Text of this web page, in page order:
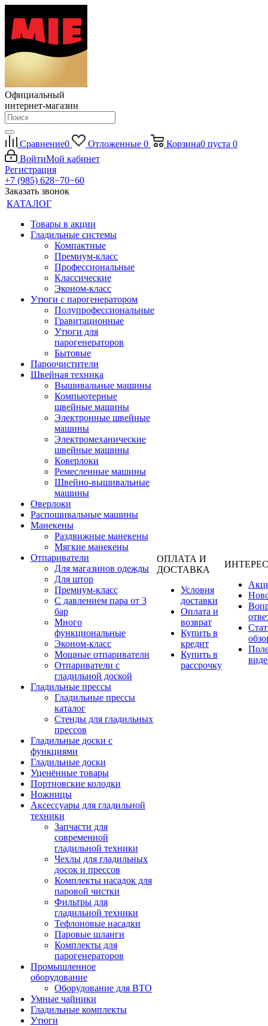
Официальный
интернет-магазин
Сравнение0 Отложенные 0 Корзина0 пуста 0
ВойтиМой кабинет
Регистрация
+7 (985) 628−70−60
Заказать звонок
КАТАЛОГ
Товары в акции
Гладильные системы
Компактные
Премиум-класс
Профессиональные
Классические
Эконом-класс
Утюги с парогенератором
Полупрофессиональные
Гравитационные
Утюги для
парогенераторов
Бытовые
Пароочистители
Швейная техника
Вышивальные машины
Компьютерные
швейные машины
Электронные швейные
машины
Электромеханические
швейные машины
Коверлоки
Ремесленные машины
Швейно-вышивальные
машины
Оверлоки
Распошивальные машины
Манекены
Раздвижные манекены
Мягкие манекены
Отпариватели
Для магазинов одежды
Для штор
Премиум-класс
С давлением пара от 3
бар
Много
функциональные
Эконом-класс
Мощные отпариватели
Отпариватели с
гладильной доской
Гладильные прессы
Гладильные прессы
каталог
Стенды для гладильных
прессов
Гладильные доски с
функциями
Гладильные доски
Уценённые товары
Портновские колодки
Ножницы
Аксессуары для гладильной
техники
Запчасти для
современной
гладильной техники
Чехлы для гладильных
досок и прессов
Комплекты насадок для
паровой чистки
Фильтры для
гладильной техники
Тефлоновые насадки
Паровые шланги
Комплекты для
парогенераторов
Промышленное
оборудование
Оборудование для ВТО
Умные чайники
Гладильные комплекты
Утюги
ОПЛАТА И
ДОСТАВКА
Условия
доставки
Оплата и
возврат
Купить в
кредит
Купить в
рассрочку